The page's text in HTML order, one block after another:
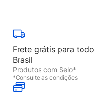
Frete grátis para todo
Brasil
Produtos com Selo*
*Consulte as condições